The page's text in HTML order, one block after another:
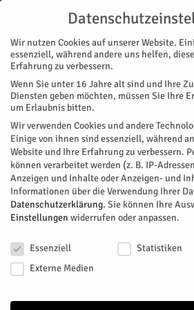
Start
« Alle Veranstaltungen
Diese Veranstaltung hat bereits
Fahrt mit der
Zitadelle
Facebook
Wir nutzen Cookies auf unserer Website.
essenziell, während andere uns helfen,
Erfahrung zu verbessern.
Wenn Sie unter 16 Jahre alt sind und Ihre
Diensten geben möchten, müssen Sie Ihre
um Erlaubnis bitten.
Wir verwenden Cookies und andere
Einige von ihnen sind essenziell, während
Website und Ihre Erfahrung zu verbessern.
können verarbeitet werden (z. B. IP-
Anzeigen und Inhalte oder Anzeigen- und
Informationen über die Verwendung Ihrer
Datenschutzerklärung. Sie können Ihre
Einstellungen widerrufen oder anpassen.
Essenziell
Statistiken
Externe Medien